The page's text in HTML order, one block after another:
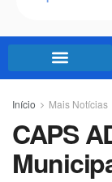
Início Mais Notícias
CAPS